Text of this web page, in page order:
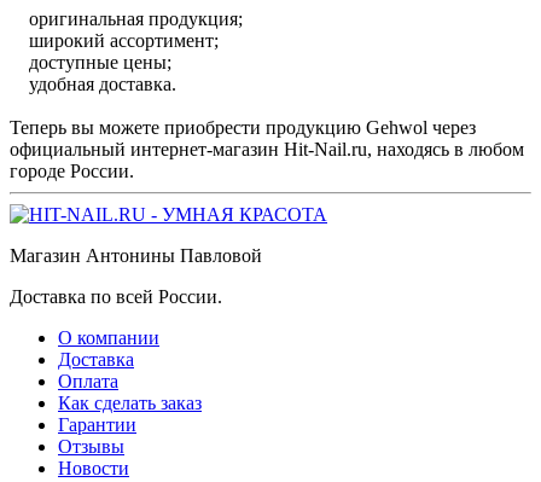
оригинальная продукция;
широкий ассортимент;
доступные цены;
удобная доставка.
Теперь вы можете приобрести продукцию Gehwol через
официальный интернет-магазин Hit-Nail.ru, находясь в любом
городе России.
Магазин Антонины Павловой
Доставка по всей России.
О компании
Доставка
Оплата
Как сделать заказ
Гарантии
Отзывы
Новости